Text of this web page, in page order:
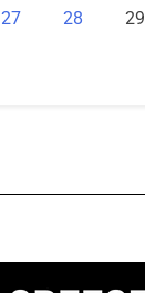
27 28 29